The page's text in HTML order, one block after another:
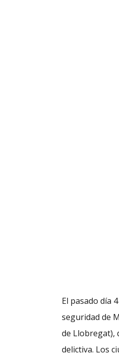
El pasado día
seguridad de
de Llobregat),
delictiva. Los